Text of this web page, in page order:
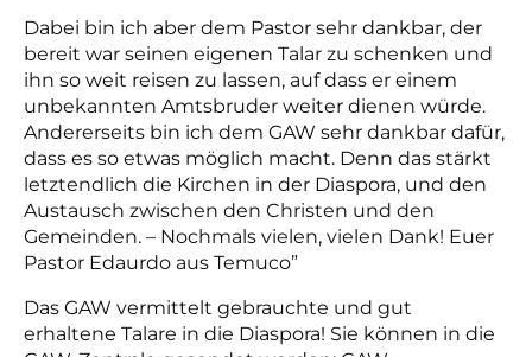
Dabei bin ich aber dem Pastor sehr dankbar, der
bereit war seinen eigenen Talar zu schenken und
ihn so weit reisen zu lassen, auf dass er einem
unbekannten Amtsbruder weiter dienen würde.
Andererseits bin ich dem GAW sehr dankbar dafür,
dass es so etwas möglich macht. Denn das stärkt
letztendlich die Kirchen in der Diaspora, und den
Austausch zwischen den Christen und den
Gemeinden. – Nochmals vielen, vielen Dank! Euer
Pastor Edaurdo aus Temuco”
Das GAW vermittelt gebrauchte und gut
erhaltene Talare in die Diaspora! Sie können in die